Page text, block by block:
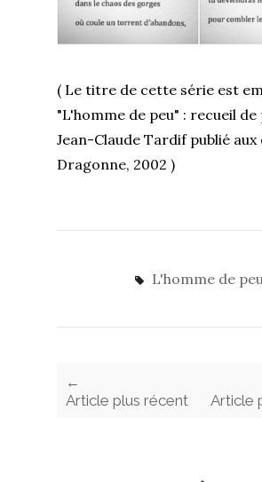
( Le titre de cette série est
"L'homme de peu" : recueil de
Jean-Claude Tardif publié
Dragonne, 2002 )
L'homme de peu
←
Article plus récent Article